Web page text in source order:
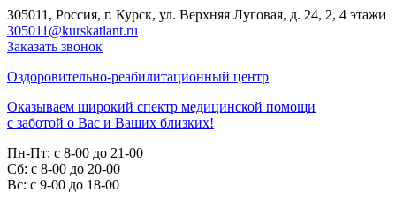
305011, Россия, г. Курск, ул. Верхняя Луговая, д. 24, 2, 4 этажи
305011@kurskatlant.ru
Заказать звонок
Оздоровительно-реабилитационный центр
Оказываем широкий спектр медицинской помощи
с заботой о Вас и Ваших близких!
Пн-Пт: с 8-00 до 21-00
Cб: с 8-00 до 20-00
Вс: с 9-00 до 18-00